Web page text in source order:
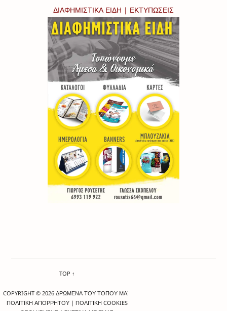
ΔΙΑΦΗΜΙΣΤΙΚΑ ΕΙΔΗ | ΕΚΤΥΠΩΣΕΙΣ
TOP ↑
COPYRIGHT © 2026 ΔΡΩΜΕΝΑ ΤΟΥ ΤΟΠΟΥ ΜΑΣ
ΠΟΛΙΤΙΚΗ ΑΠΟΡΡΗΤΟΥ| ΠΟΛΙΤΙΚΗ COOKIES